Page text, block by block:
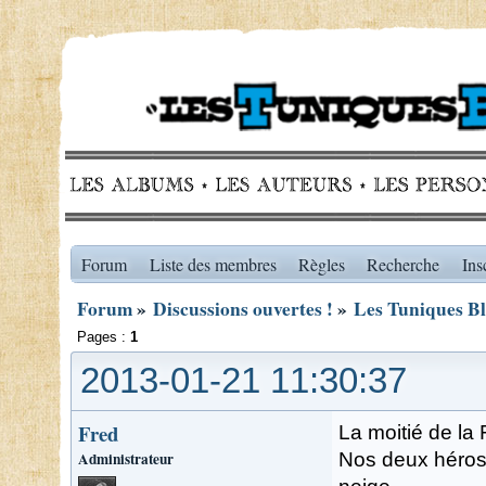
Forum Liste des membres Règles Recherche
Forum» Discussions ouvertes ! » Les Tuniques
Pages : 1
2013-01-21 11:30:37
Fred
Administrateur
La moitié de la
Nos deux